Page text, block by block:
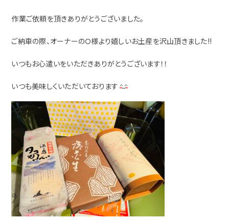
作業ご依頼を頂きありがとうございました。
ご納車の際、オーナーのＯ様より嬉しいお土産を沢山頂きました!!
いつもお心遣いをいただきありがとうございます！！
いつも美味しくいただいております